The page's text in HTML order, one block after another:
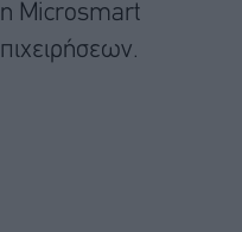
η Microsmart